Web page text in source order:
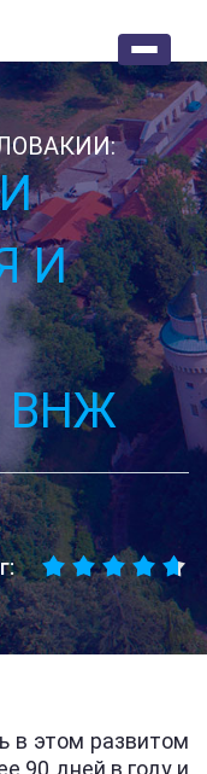
И
ВНЖ
в этом развитом
90 дней в году и